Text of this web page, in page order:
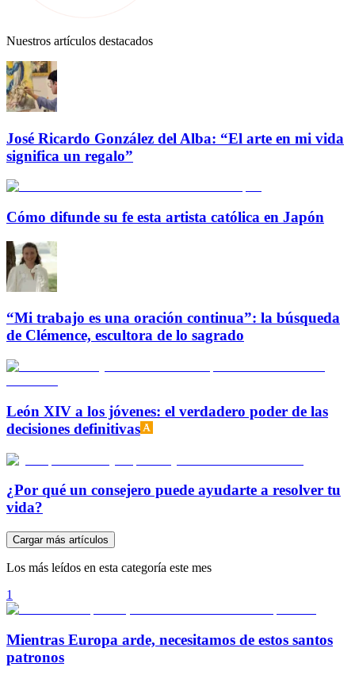
Nuestros artículos destacados
José Ricardo González del Alba: “El arte en mi vida
significa un regalo”
Cómo difunde su fe esta artista católica en Japón
“Mi trabajo es una oración continua”: la búsqueda
de Clémence, escultora de lo sagrado
León XIV a los jóvenes: el verdadero poder de las
decisiones definitivas
¿Por qué un consejero puede ayudarte a resolver tu
vida?
Cargar más artículos
Los más leídos en esta categoría este mes
1
Mientras Europa arde, necesitamos de estos santos
patronos